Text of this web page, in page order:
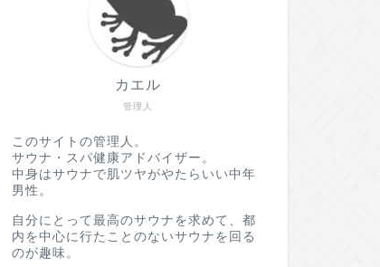
管理人
カエル
このサイトの管理人。
サウナ・スパ健康アドバイザー。
中身はサウナで肌ツヤがやたらいい中年
男性。
自分にとって最高のサウナを求めて、都
内を中心に行たことのないサウナを回る
のが趣味。